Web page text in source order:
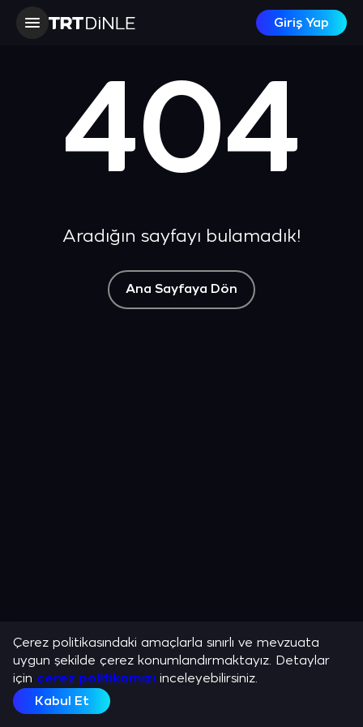
Giriş Yap
404
Aradığın sayfayı bulamadık!
Ana Sayfaya Dön
Çerez politikasındaki amaçlarla sınırlı ve mevzuata
uygun şekilde çerez konumlandırmaktayız. Detaylar
için çerez politikamızı inceleyebilirsiniz.
Kabul Et